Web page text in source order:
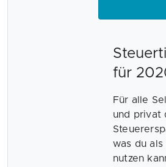
für
Für alle
und privat
was du
nutzen